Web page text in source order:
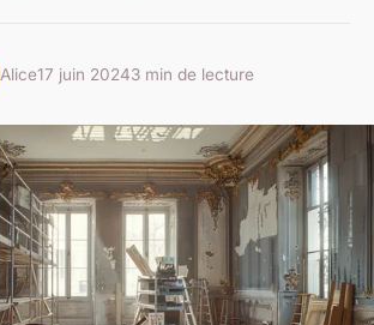
Alice17 juin 20243 min de lecture